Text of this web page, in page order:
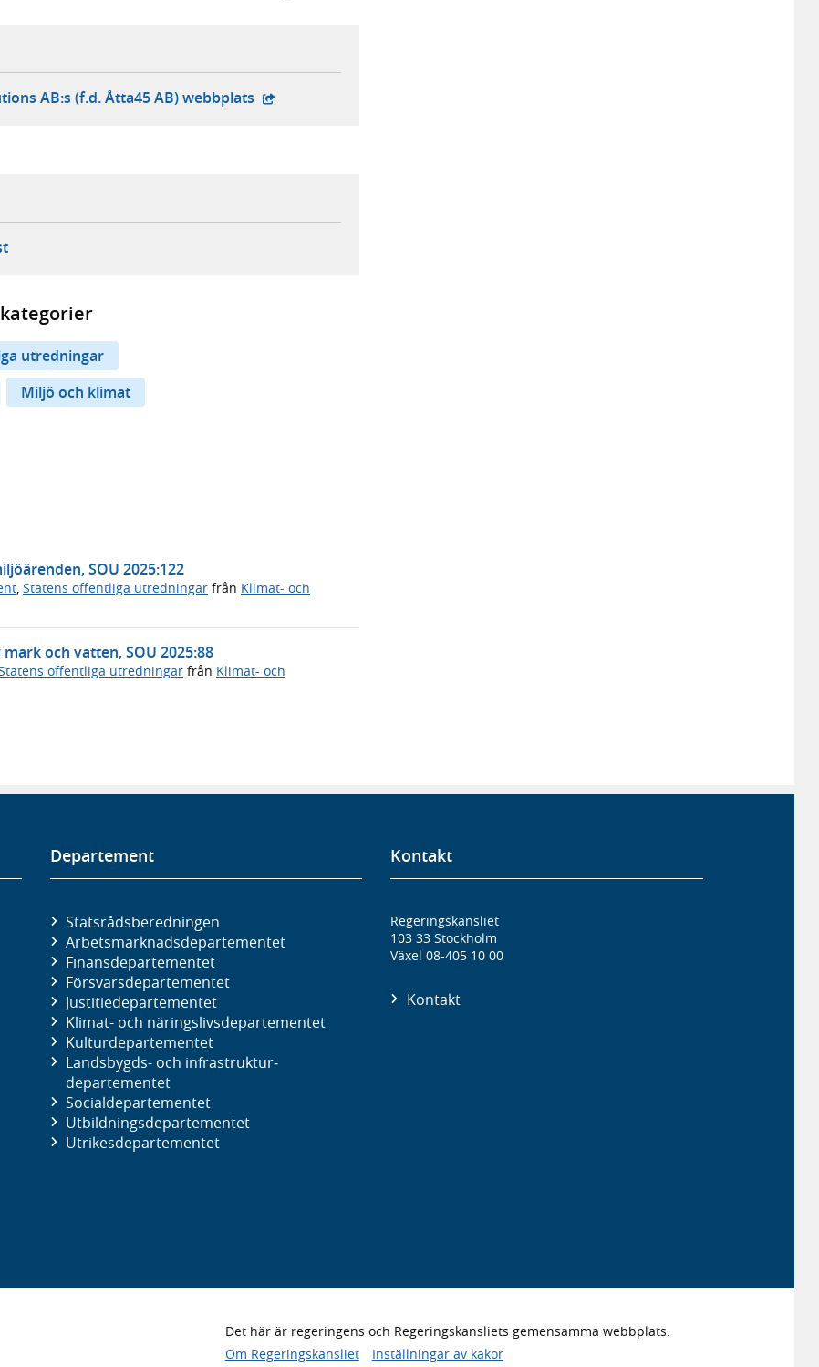
AB:s (f.d. Åtta45 AB) webbplats - extern webbplats,
webbplats,
ny flik, extern webbplats,
- öppnar din e-postklient,
utredningar
Miljö och klimat
SOU 2025:122
Statens offentliga utredningar från Klimat- och
och vatten, SOU 2025:88
offentliga utredningar från Klimat- och
Departement
Statsrådsberedningen
Arbetsmarknads­departementet
Finans­departementet
Försvars­departementet
Justitie­departementet
Klimat- och näringslivs­departementet
Kultur­departementet
Landsbygds- och infrastruktur­
departementet
Social­departementet
Utbildnings­departementet
Utrikes­departementet
Kontakt
Regeringskansliet
103 33 Stockholm
Växel 08-405 10 00
Kontakt
Det här är regeringens och Regeringskansliets gemensamma webbplats.
Om Regeringskansliet
Inställningar av kakor